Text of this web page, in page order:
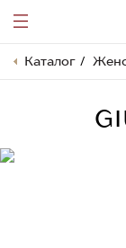
Каталог